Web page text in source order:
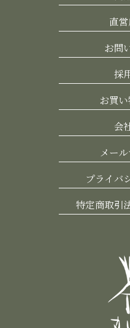
直
お問
採
お買
会
メー
プライバ
特定商取引